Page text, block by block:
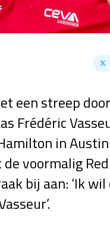
een streep
Frédéric
in
voormalig
bij aan: ‘Ik